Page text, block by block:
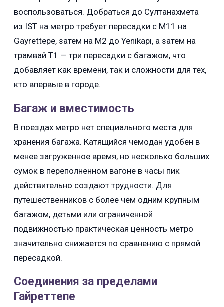
воспользоваться. Добраться до Султанахмета
из IST на метро требует пересадки с M11 на
Gayrettepe, затем на M2 до Yenikapı, а затем на
трамвай T1 — три пересадки с багажом, что
добавляет как времени, так и сложности для тех,
кто впервые в городе.
Багаж и вместимость
В поездах метро нет специального места для
хранения багажа. Катящийся чемодан удобен в
менее загруженное время, но несколько больших
сумок в переполненном вагоне в часы пик
действительно создают трудности. Для
путешественников с более чем одним крупным
багажом, детьми или ограниченной
подвижностью практическая ценность метро
значительно снижается по сравнению с прямой
пересадкой.
Соединения за пределами
Гайреттепе